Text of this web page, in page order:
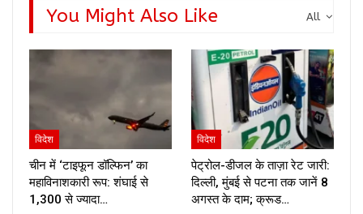
All
You Might Also Like
विदेश
चीन में ‘टाइफून डॉल्फिन’ का
महाविनाशकारी रूप: शंघाई से
1,300 से ज्यादा…
विदेश
पेट्रोल-डीजल के ताज़ा रेट जारी:
दिल्ली, मुंबई से पटना तक जानें 8
अगस्त के दाम; क्रूड…